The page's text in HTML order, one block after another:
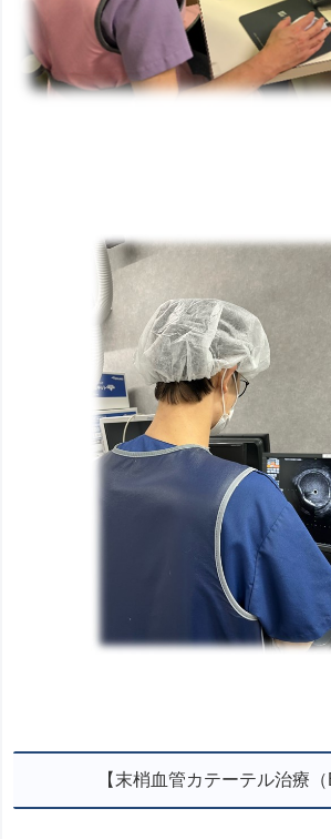
【末梢血管カテーテル治療（